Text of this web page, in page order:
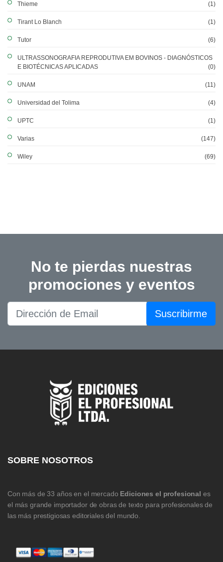
Thieme (1)
Tirant Lo Blanch (1)
Tutor (6)
ULTRASSONOGRAFIA REPRODUTIVA EM BOVINOS - DIAGNÓSTICOS
E BIOTÉCNICAS APLICADAS
(0)
UNAM (11)
Universidad del Tolima (4)
UPTC (1)
Varias (147)
Wiley (69)
No te pierdas nuestras
promociones y eventos
Suscribirme
SOBRE NOSOTROS
Con más de 33 años en el mercado Ediciones el profesional es
el más grande importador de obras de texto para profesionales de
las más prestigiosas editoriales del mundo.